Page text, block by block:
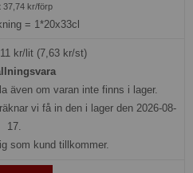
37,74 kr/förp
= 1*20x33cl
kr/lit (7,63 kr/st)
även om varan inte finns i lager.
vi få in den i lager den 2026-08-
17.
som kund tillkommer.